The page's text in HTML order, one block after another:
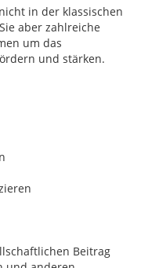
in der klassischen
aber zahlreiche
um das
und stärken.
Beitrag